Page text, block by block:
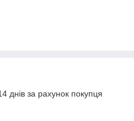
днів за рахунок покупця